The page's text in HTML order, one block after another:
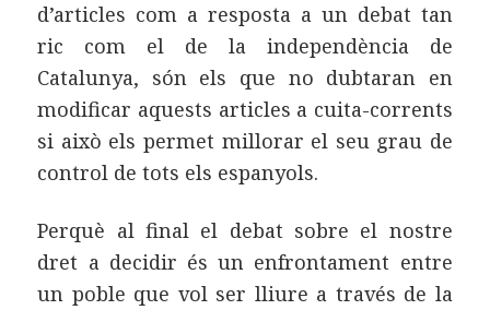
d’articles com a resposta a un debat tan
ric com el de la independència de
Catalunya, són els que no dubtaran en
modificar aquests articles a cuita-corrents
si això els permet millorar el seu grau de
control de tots els espanyols.
Perquè al final el debat sobre el nostre
dret a decidir és un enfrontament entre
un poble que vol ser lliure a través de la